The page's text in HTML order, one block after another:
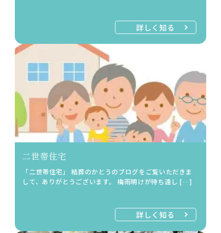
詳しく知る
二世帯住宅
「二世帯住宅」 結葬のかとうのブログをご覧いただきま
して、ありがとうございます。 梅雨明けが待ち遠し […]
詳しく知る